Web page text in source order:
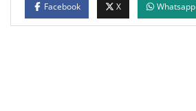
Facebook X Whatsapp